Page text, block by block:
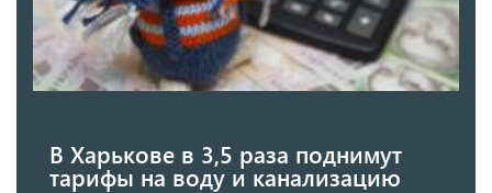
В Харькове в 3,5 раза поднимут
тарифы на воду и канализацию